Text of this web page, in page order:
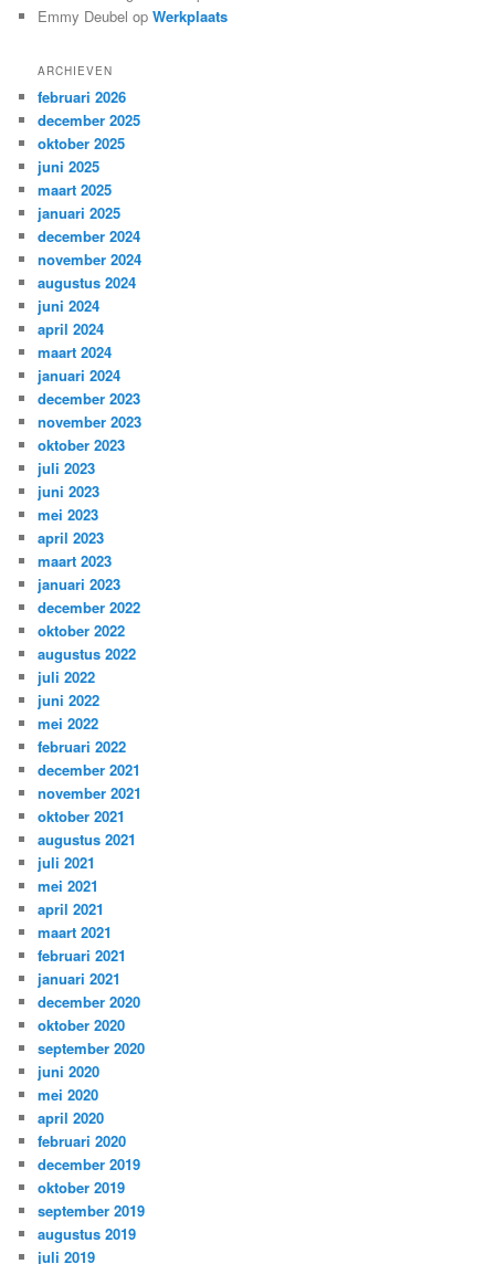
Emmy Deubel opWerkplaats
ARCHIEVEN
februari 2026
december 2025
oktober 2025
juni 2025
maart 2025
januari 2025
december 2024
november 2024
augustus 2024
juni 2024
april 2024
maart 2024
januari 2024
december 2023
november 2023
oktober 2023
juli 2023
juni 2023
mei 2023
april 2023
maart 2023
januari 2023
december 2022
oktober 2022
augustus 2022
juli 2022
juni 2022
mei 2022
februari 2022
december 2021
november 2021
oktober 2021
augustus 2021
juli 2021
mei 2021
april 2021
maart 2021
februari 2021
januari 2021
december 2020
oktober 2020
september 2020
juni 2020
mei 2020
april 2020
februari 2020
december 2019
oktober 2019
september 2019
augustus 2019
juli 2019